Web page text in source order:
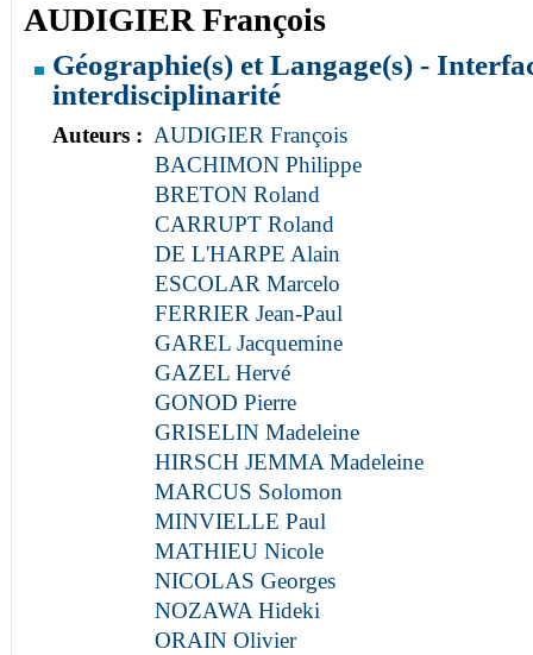
AUDIGIER François
Géographie(s) et Langage(s) -
interdisciplinarité
Auteurs : AUDIGIER François
BACHIMON Philippe
BRETON Roland
CARRUPT Roland
DE L'HARPE Alain
ESCOLAR Marcelo
FERRIER Jean-Paul
GAREL Jacquemine
GAZEL Hervé
GONOD Pierre
GRISELIN Madeleine
HIRSCH JEMMA Madeleine
MARCUS Solomon
MINVIELLE Paul
MATHIEU Nicole
NICOLAS Georges
NOZAWA Hideki
ORAIN Olivier